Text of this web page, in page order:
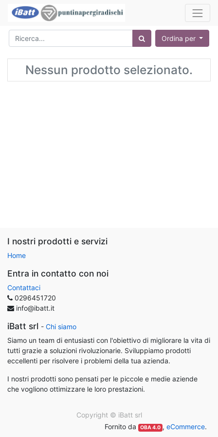
Ordina per
Nessun prodotto selezionato.
I nostri prodotti e servizi
Home
Entra in contatto con noi
Contattaci
0296451720
info@ibatt.it
iBatt srl - Chi siamo
Siamo un team di entusiasti con l'obiettivo di migliorare la vita di
tutti grazie a soluzioni rivoluzionarie. Sviluppiamo prodotti
eccellenti per risolvere i problemi della tua azienda.
I nostri prodotti sono pensati per le piccole e medie aziende
che vogliono ottimizzare le loro prestazioni.
Copyright © iBatt srl
Fornito da
OBA 4.0 , eCommerce.